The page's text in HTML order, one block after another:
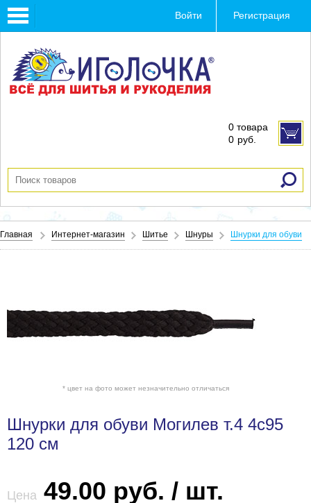
Toggle
navigation
Войти Регистрация
0 товара
0 руб.
Главная Интернет-магазин Шитье Шнуры Шнурки для обуви
* цвет на фото может незначительно отличаться
Шнурки для обуви Могилев т.4 4с95
120 см
Цена 49.00 руб. / шт.